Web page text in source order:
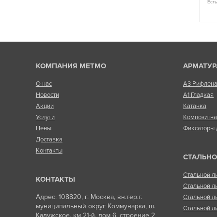
КОМПАНИЯ МЕТМО
О нас
Новости
Акции
Услуги
Цены
Доставка
Контакты
КОНТАКТЫ
Адрес: 108820, г. Москва, вн.тер.г.
муниципальный округ Коммунарка, ш.
Калужское, км 21-й, дом 6, строение 2
А3
А1 Гладкая
Катанка
Фиксаторы
Стальной
Стальной
Стальной
Стальной